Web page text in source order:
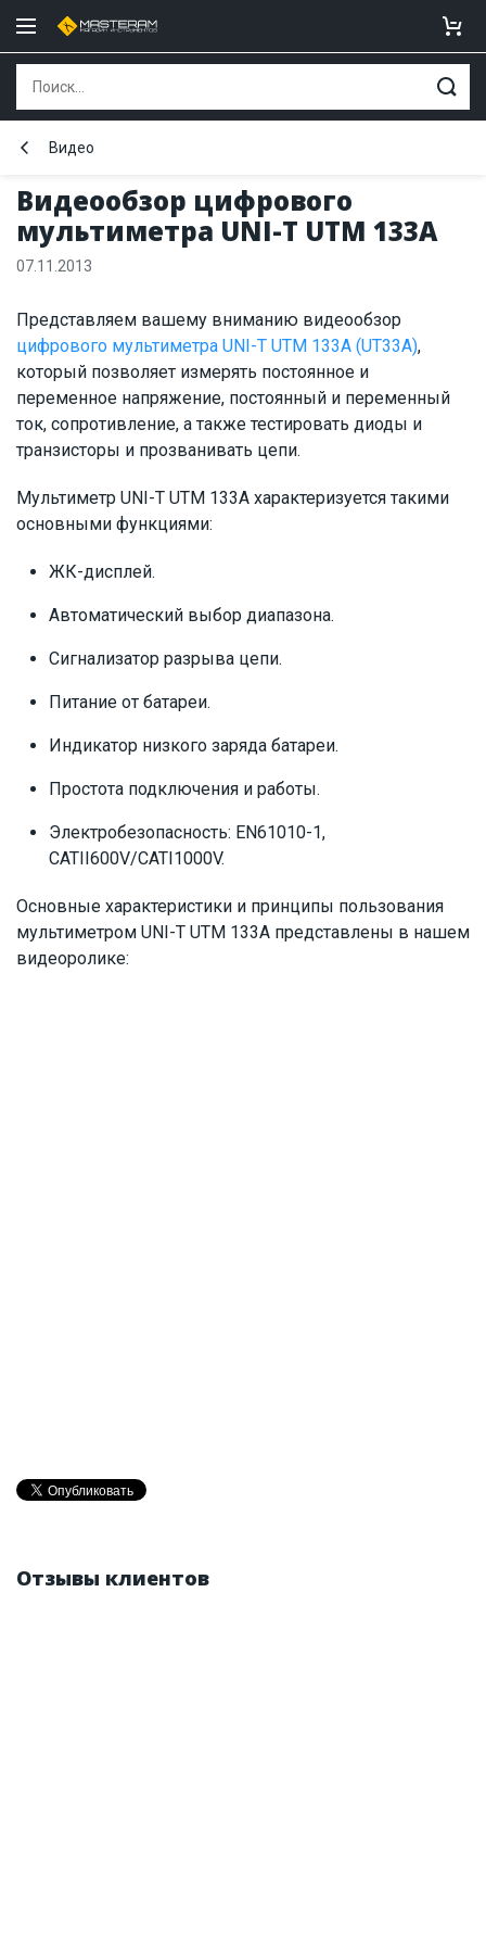
Видеообзор цифрового
мультиметра UNI-T UTM 133A
Видео
07.11.2013
Представляем вашему вниманию видеообзор
цифрового мультиметра UNI-T UTM 133A (UT33A),
который позволяет измерять постоянное и
переменное напряжение, постоянный и переменный
ток, сопротивление, а также тестировать диоды и
транзисторы и прозванивать цепи.
Мультиметр UNI-T UTM 133A характеризуется такими
основными функциями:
ЖК-дисплей.
Автоматический выбор диапазона.
Сигнализатор разрыва цепи.
Питание от батареи.
Индикатор низкого заряда батареи.
Простота подключения и работы.
Электробезопасность: EN61010-1,
CATII600V/CATI1000V.
Основные характеристики и принципы пользования
мультиметром UNI-T UTM 133A представлены в нашем
видеоролике:
Отзывы клиентов